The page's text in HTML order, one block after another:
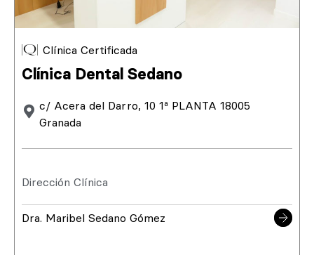
Clínica Certificada
Clínica Dental Sedano
c/ Acera del Darro, 10 1ª PLANTA 18005
Granada
Dirección Clínica
Dra. Maribel Sedano Gómez